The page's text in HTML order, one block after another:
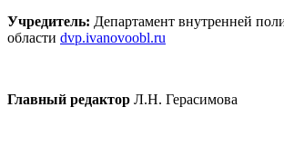
Учредитель: Департамент внутренней
области dvp.ivanovoobl.ru
Главный редактор Л.Н. Герасимова